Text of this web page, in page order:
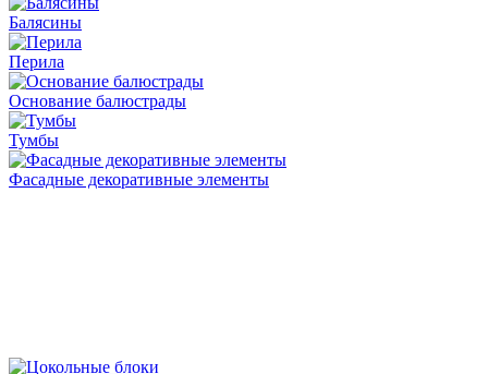
Балясины
Перила
Основание балюстрады
Тумбы
Фасадные декоративные элементы